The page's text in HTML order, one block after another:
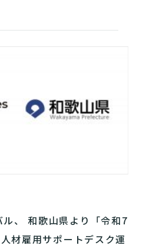
ル、 和歌山県より「令和7
材雇用サポートデスク運